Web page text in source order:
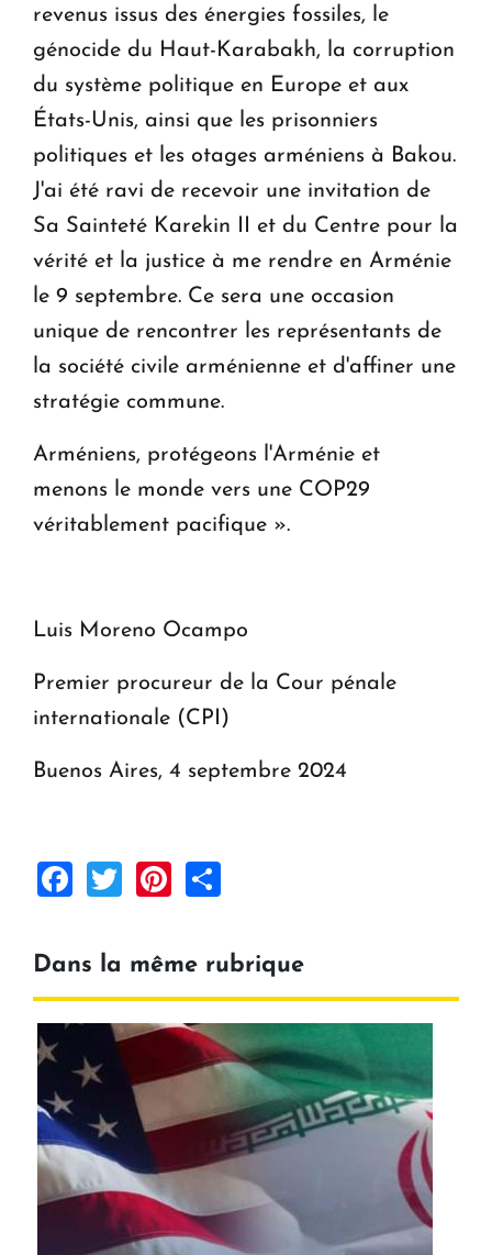
revenus issus des énergies fossiles, le
génocide du Haut-Karabakh, la corruption
du système politique en Europe et aux
États-Unis, ainsi que les prisonniers
politiques et les otages arméniens à Bakou.
J'ai été ravi de recevoir une invitation de
Sa Sainteté Karekin II et du Centre pour la
vérité et la justice à me rendre en Arménie
le 9 septembre. Ce sera une occasion
unique de rencontrer les représentants de
la société civile arménienne et d'affiner une
stratégie commune.
Arméniens, protégeons l'Arménie et
menons le monde vers une COP29
véritablement pacifique ».
Luis Moreno Ocampo
Premier procureur de la Cour pénale
internationale (CPI)
Buenos Aires, 4 septembre 2024
Facebook
TwitterPinterest
Dans la même rubrique